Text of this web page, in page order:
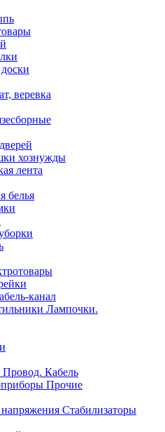
веревка
хознужды
лента
белья
канал
Лампочки.
Провод. Кабель
Прочие
Стабилизаторы